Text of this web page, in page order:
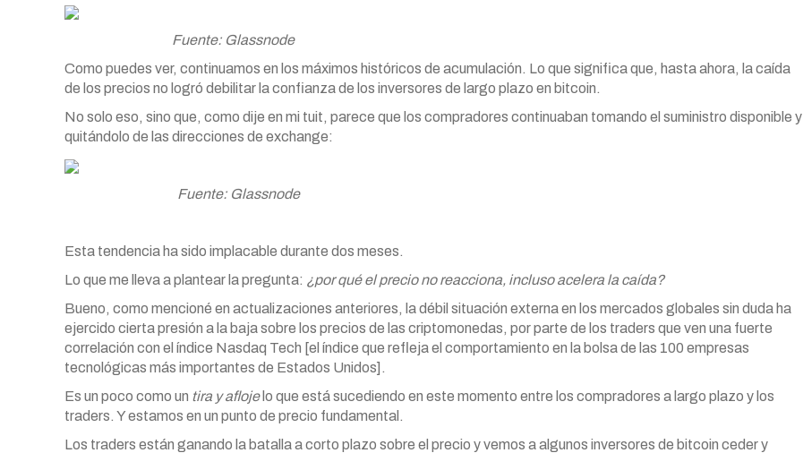
Fuente: Glassnode
Como puedes ver, continuamos en los máximos históricos de acumulación. Lo que significa que, hasta ahora, la caída
de los precios no logró debilitar la confianza de los inversores de largo plazo en bitcoin.
No solo eso, sino que, como dije en mi tuit, parece que los compradores continuaban tomando el suministro disponible y
quitándolo de las direcciones de exchange:
Fuente: Glassnode
Esta tendencia ha sido implacable durante dos meses.
Lo que me lleva a plantear la pregunta: ¿por qué el precio no reacciona, incluso acelera la caída?
Bueno, como mencioné en actualizaciones anteriores, la débil situación externa en los mercados globales sin duda ha
ejercido cierta presión a la baja sobre los precios de las criptomonedas, por parte de los traders que ven una fuerte
correlación con el índice Nasdaq Tech [el índice que refleja el comportamiento en la bolsa de las 100 empresas
tecnológicas más importantes de Estados Unidos].
Es un poco como un tira y aflojelo que está sucediendo en este momento entre los compradores a largo plazo y los
traders. Y estamos en un punto de precio fundamental.
Los traders están ganando la batalla a corto plazo sobre el precio y vemos a algunos inversores de bitcoin ceder y